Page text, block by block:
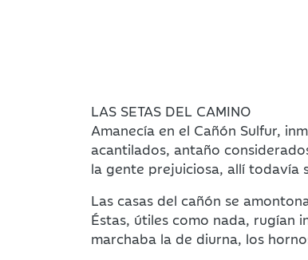
LAS SETAS DEL CAMINO
Amanecía en el Cañón Sulfur,
acantilados, antaño
la gente prejuiciosa, allí todavía
Las casas del cañón se
Éstas, útiles como nada, rugían
marchaba la de diurna, los